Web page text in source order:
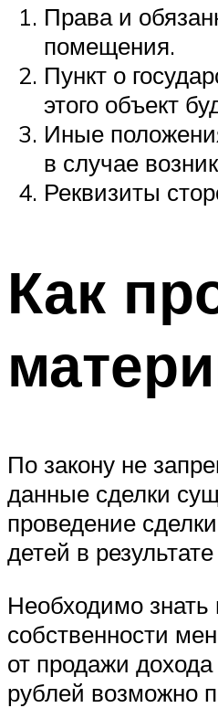
Права и
помещения.
Пункт о
этого объект
Иные
в случае
Реквизиты
Как
По закону не
данные сделки
проведение
детей в
Необходимо
собственности
от продажи
рублей возможно